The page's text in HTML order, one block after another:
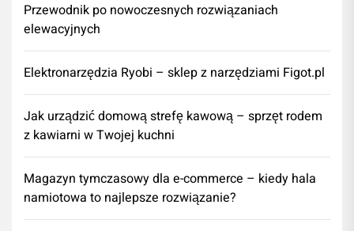
Przewodnik po nowoczesnych rozwiązaniach
elewacyjnych
Elektronarzędzia Ryobi – sklep z narzędziami Figot.pl
​Jak urządzić domową strefę kawową – sprzęt rodem
z kawiarni w Twojej kuchni
Magazyn tymczasowy dla e-commerce – kiedy hala
namiotowa to najlepsze rozwiązanie?